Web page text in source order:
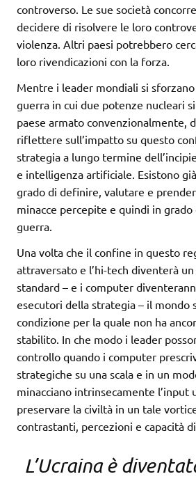
controverso. Le sue società
decidere di risolvere le loro
violenza. Altri paesi potrebbero
loro rivendicazioni con la forza.
Mentre i leader mondiali si
guerra in cui due potenze nucleari
paese armato convenzionalmente,
riflettere sull’impatto su questo
strategia a lungo termine
e intelligenza artificiale. Esistono
grado di definire, valutare e
minacce percepite e quindi in
guerra.
Una volta che il confine in questo
attraversato e l’hi-tech diventerà
standard – e i computer
esecutori della strategia – il mondo
condizione per la quale non ha
stabilito. In che modo i leader
controllo quando i computer
strategiche su una scala e in un
minacciano intrinsecamente l’input
preservare la civiltà in un tale
contrastanti, percezioni e capacità
L’Ucraina è